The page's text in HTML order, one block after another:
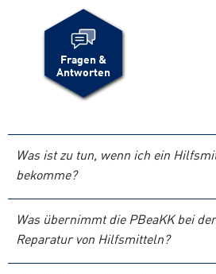
Fragen &
Antworten
Was ist zu tun, wenn ich ein
bekomme?
Was übernimmt die PBeaKK bei
Reparatur von Hilfsmitteln?